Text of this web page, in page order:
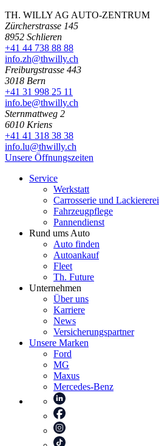
TH. WILLY AG AUTO-ZENTRUM
Zürcherstrasse 145
8952 Schlieren
+41 44 738 88 88
info.zh@thwilly.ch
Freiburgstrasse 443
3018 Bern
+41 31 998 25 11
info.be@thwilly.ch
Sternmattweg 2
6010 Kriens
+41 41 318 38 38
info.lu@thwilly.ch
Unsere Öffnungszeiten
Service
Werkstatt
Carrosserie und Lackiererei
Fahrzeugpflege
Pannendienst
Rund ums Auto
Auto finden
Autoankauf
Fleet
Th. Future
Unternehmen
Über uns
Karriere
News
Versicherungspartner
Unsere Marken
Ford
MG
Maxus
Mercedes-Benz